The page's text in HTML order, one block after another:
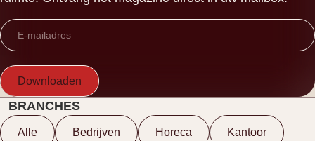
E-
mailadres
BRANCHES
Alle Bedrijven Horeca Kantoor